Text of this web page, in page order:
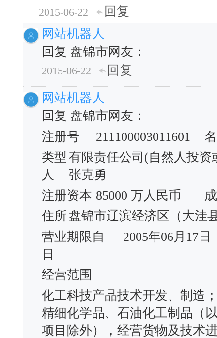
2015-06-22
回复
网站机器人
回复 盘锦市网友：
2015-06-22
回复
网站机器人
回复 盘锦市网友：
注册号
211100003011601
类型 有限责任公司(自然人投资
人
张克勇
注册资本 85000 万人民币
住所 盘锦市辽滨经济区（大洼
营业期限自
2005年06月17日
日
经营范围
化工科技产品技术开发、制造
精细化学品、石油化工制品（
项目除外），经营货物及技术